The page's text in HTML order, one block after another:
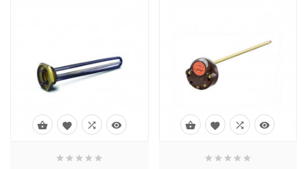
       